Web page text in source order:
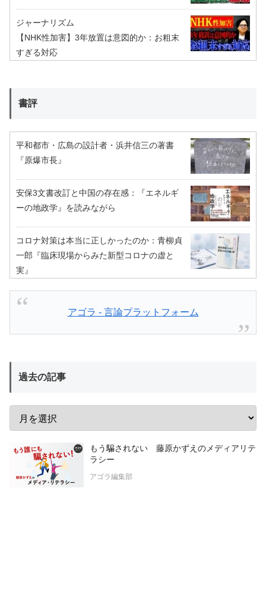
ジャーナリズム
【NHK性加害】3年放置は意図的か：お粗末
すぎる対応
書評
平和都市・広島の設計者・浜井信三の著書
『原爆市長』
安保3文書改訂と中国の存在感：『エネルギ
ーの地政学』を読みながら
コロナ対策は本当に正しかったのか：青柳貞
一郎『臨床現場からみた新型コロナの虚と
実』
アゴラ - 言論プラットフォーム
過去の記事
もう騙されない 藤原かずえのメディアリテ
ラシー
アゴラ編集部